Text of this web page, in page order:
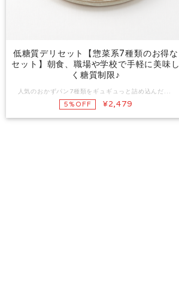
低糖質デリセット【惣菜系7種類のお得な
セット】朝食、職場や学校で手軽に美味し
く糖質制限♪
5%OFF ¥2,479